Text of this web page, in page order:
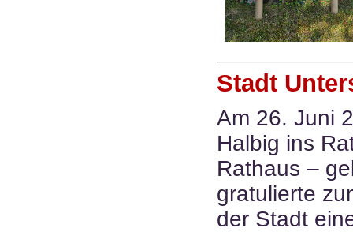
Stadt
Am 26. Juni
Halbig ins
Rathaus –
gratulierte
der Stadt